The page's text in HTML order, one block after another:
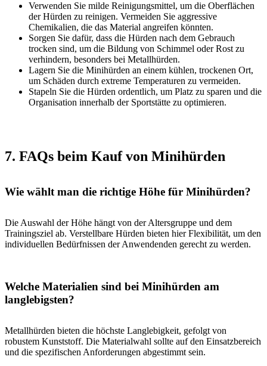
Verwenden Sie milde Reinigungsmittel, um die Oberflächen
der Hürden zu reinigen. Vermeiden Sie aggressive
Chemikalien, die das Material angreifen könnten.
Sorgen Sie dafür, dass die Hürden nach dem Gebrauch
trocken sind, um die Bildung von Schimmel oder Rost zu
verhindern, besonders bei Metallhürden.
Lagern Sie die Minihürden an einem kühlen, trockenen Ort,
um Schäden durch extreme Temperaturen zu vermeiden.
Stapeln Sie die Hürden ordentlich, um Platz zu sparen und die
Organisation innerhalb der Sportstätte zu optimieren.
7. FAQs beim Kauf von Minihürden
Wie wählt man die richtige Höhe für Minihürden?
Die Auswahl der Höhe hängt von der Altersgruppe und dem
Trainingsziel ab. Verstellbare Hürden bieten hier Flexibilität, um den
individuellen Bedürfnissen der Anwendenden gerecht zu werden.
Welche Materialien sind bei Minihürden am
langlebigsten?
Metallhürden bieten die höchste Langlebigkeit, gefolgt von
robustem Kunststoff. Die Materialwahl sollte auf den Einsatzbereich
und die spezifischen Anforderungen abgestimmt sein.